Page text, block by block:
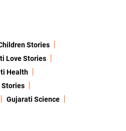
Stories
Love Stories
Health
Gujarati Science